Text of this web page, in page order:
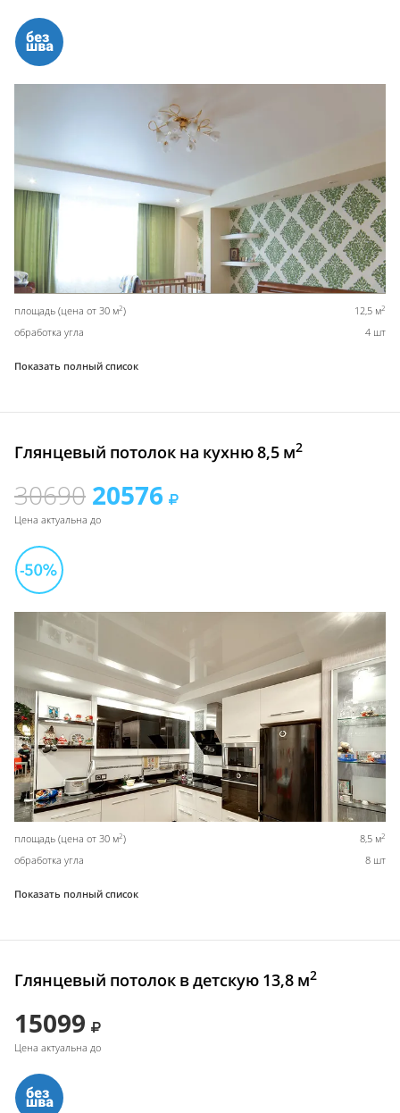
площадь (цена от 30 м2) 12,5 м2
обработка угла 4 шт
Показать полный список
Глянцевый потолок на кухню 8,5 м2
30690 20576
Цена актуальна до
площадь (цена от 30 м2) 8,5 м2
обработка угла 8 шт
Показать полный список
Глянцевый потолок в детскую 13,8 м2
15099
Цена актуальна до